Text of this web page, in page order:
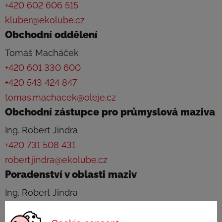
+420 602 606 515
kluber@ekolube.cz
Obchodní oddělení
Tomáš Macháček
+420 601 330 600
+420 543 424 847
tomas.machacek@oleje.cz
Obchodní zástupce pro průmyslová maziva
Ing. Robert Jindra
+420 731 508 431
robert.jindra@ekolube.cz
Poradenství v oblasti maziv
Ing. Robert Jindra